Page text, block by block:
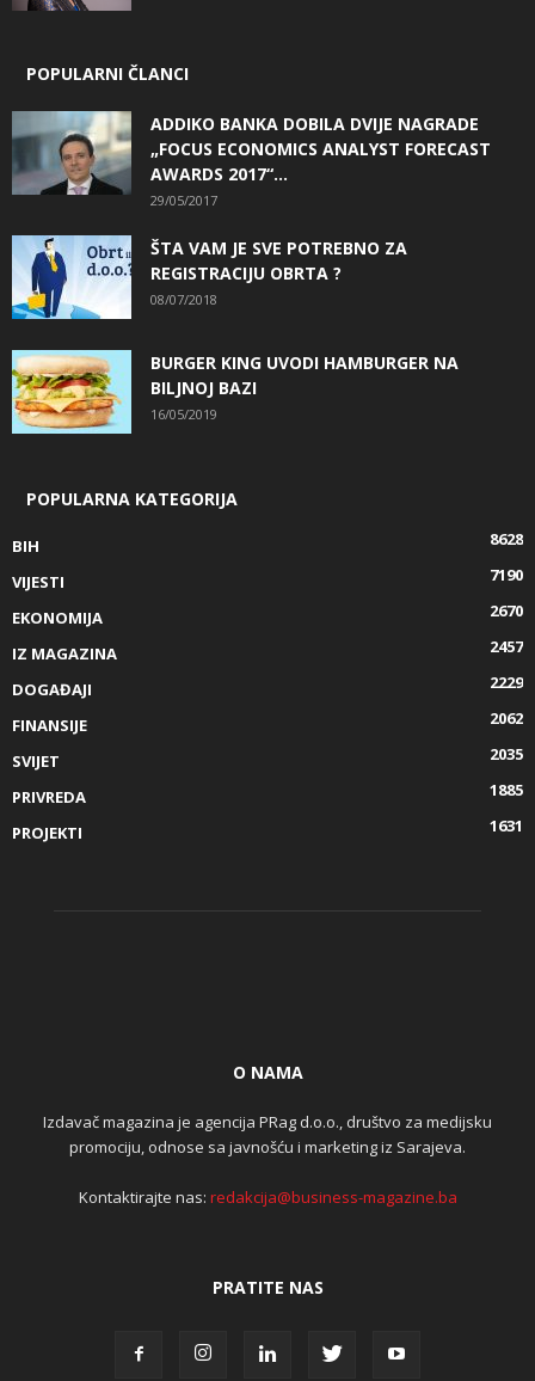
POPULARNI ČLANCI
ADDIKO BANKA DOBILA DVIJE NAGRADE
„FOCUS ECONOMICS ANALYST FORECAST
AWARDS 2017“...
29/05/2017
ŠTA VAM JE SVE POTREBNO ZA
REGISTRACIJU OBRTA ?
08/07/2018
BURGER KING UVODI HAMBURGER NA
BILJNOJ BAZI
16/05/2019
POPULARNA KATEGORIJA
BIH
8628
VIJESTI
7190
EKONOMIJA
2670
IZ MAGAZINA
2457
DOGAĐAJI
2229
FINANSIJE
2062
SVIJET
2035
PRIVREDA
1885
PROJEKTI
1631
O NAMA
Izdavač magazina je agencija PRag d.o.o., društvo za medijsku
promociju, odnose sa javnošću i marketing iz Sarajeva.
Kontaktirajte nas: redakcija@business-magazine.ba
PRATITE NAS